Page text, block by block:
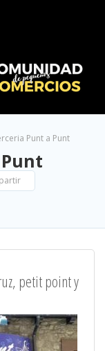
Punt a Punt
petit point y